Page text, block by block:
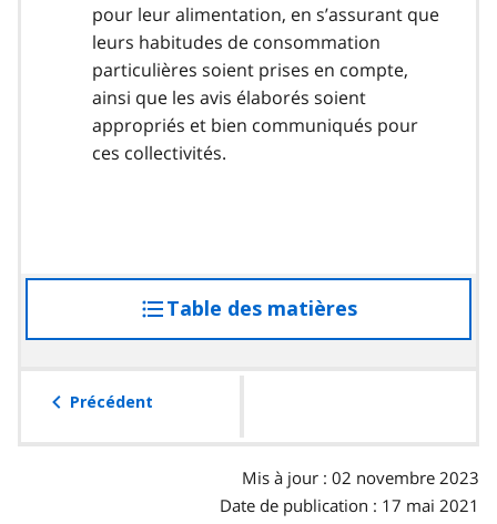
pour leur alimentation, en s’assurant que
leurs habitudes de consommation
particulières soient prises en compte,
ainsi que les avis élaborés soient
appropriés et bien communiqués pour
ces collectivités.
Table des matières
à
Précédent
Mis à jour : 02 novembre 2023
Date de publication : 17 mai 2021